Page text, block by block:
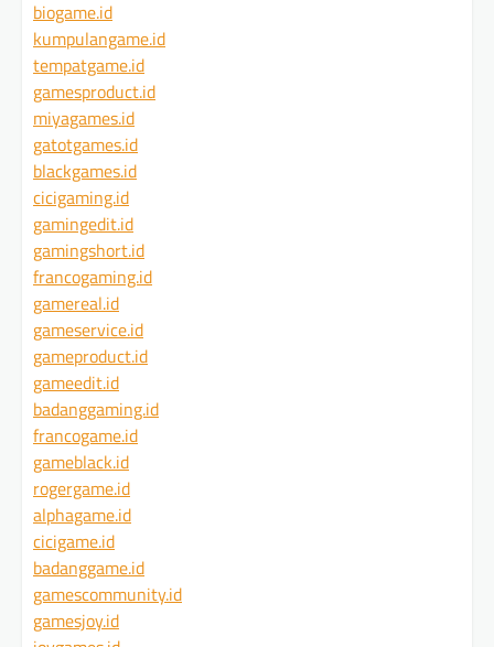
biogame.id
kumpulangame.id
tempatgame.id
gamesproduct.id
miyagames.id
gatotgames.id
blackgames.id
cicigaming.id
gamingedit.id
gamingshort.id
francogaming.id
gamereal.id
gameservice.id
gameproduct.id
gameedit.id
badanggaming.id
francogame.id
gameblack.id
rogergame.id
alphagame.id
cicigame.id
badanggame.id
gamescommunity.id
gamesjoy.id